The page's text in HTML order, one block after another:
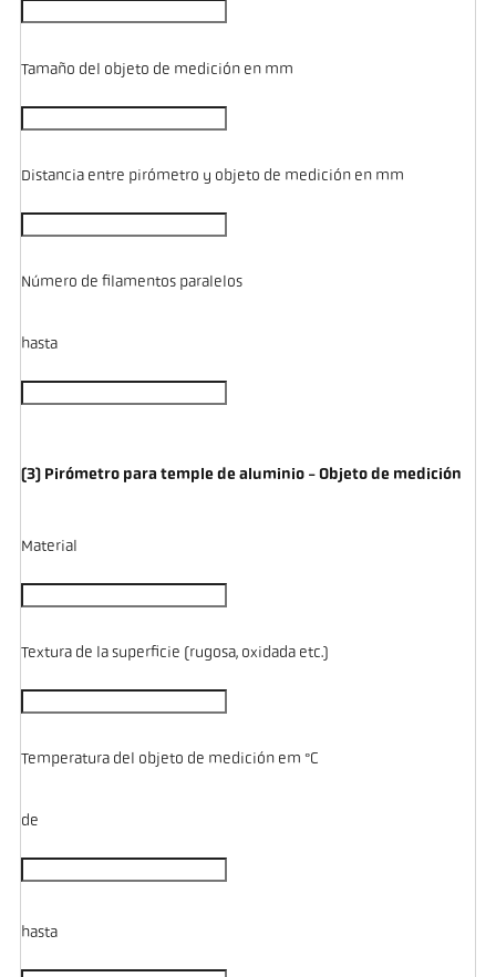
Tamaño del objeto de medición en mm
Distancia entre pirómetro y objeto de medición en mm
Número de filamentos paralelos
hasta
(3) Pirómetro para temple de aluminio - Objeto de medición
Material
Textura de la superficie (rugosa, oxidada etc.)
Temperatura del objeto de medición em °C
de
hasta